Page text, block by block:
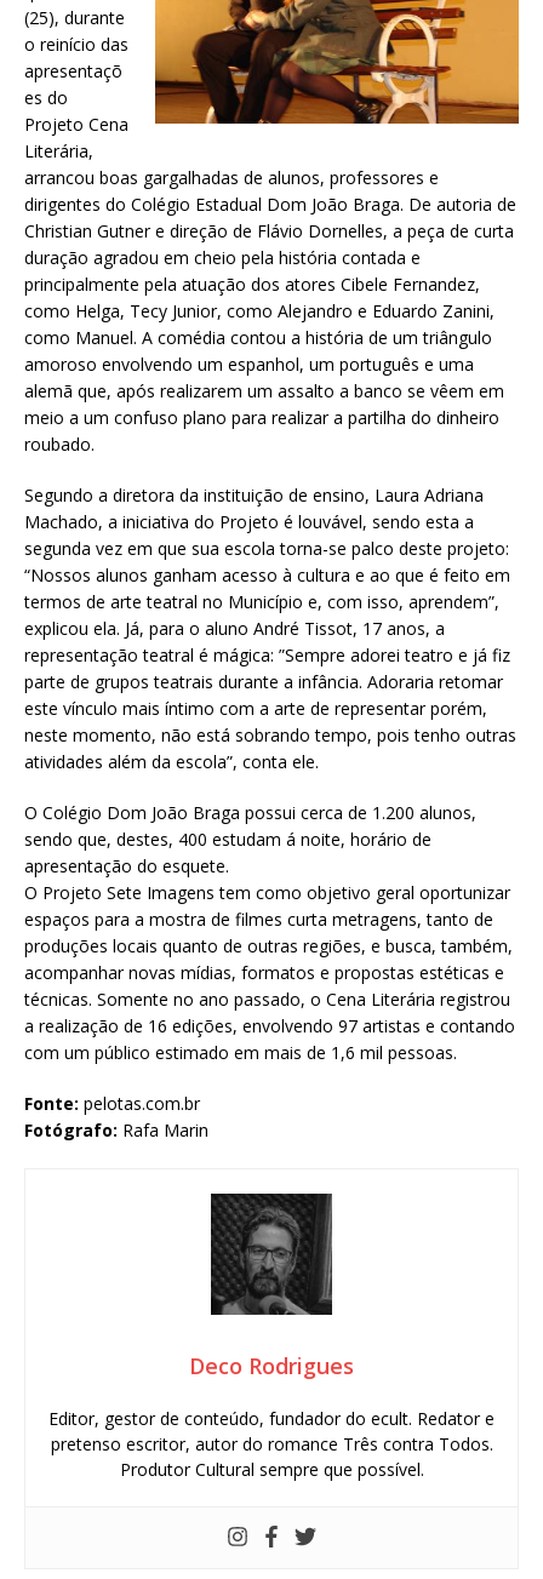
(25), durante
o reinício das
apresentaçõ
es do
Projeto Cena
Literária,
arrancou boas gargalhadas de alunos, professores e
dirigentes do Colégio Estadual Dom João Braga. De autoria de
Christian Gutner e direção de Flávio Dornelles, a peça de curta
duração agradou em cheio pela história contada e
principalmente pela atuação dos atores Cibele Fernandez,
como Helga, Tecy Junior, como Alejandro e Eduardo Zanini,
como Manuel. A comédia contou a história de um triângulo
amoroso envolvendo um espanhol, um português e uma
alemã que, após realizarem um assalto a banco se vêem em
meio a um confuso plano para realizar a partilha do dinheiro
roubado.
Segundo a diretora da instituição de ensino, Laura Adriana
Machado, a iniciativa do Projeto é louvável, sendo esta a
segunda vez em que sua escola torna-se palco deste projeto:
“Nossos alunos ganham acesso à cultura e ao que é feito em
termos de arte teatral no Município e, com isso, aprendem”,
explicou ela. Já, para o aluno André Tissot, 17 anos, a
representação teatral é mágica: ”Sempre adorei teatro e já fiz
parte de grupos teatrais durante a infância. Adoraria retomar
este vínculo mais íntimo com a arte de representar porém,
neste momento, não está sobrando tempo, pois tenho outras
atividades além da escola”, conta ele.
O Colégio Dom João Braga possui cerca de 1.200 alunos,
sendo que, destes, 400 estudam á noite, horário de
apresentação do esquete.
O Projeto Sete Imagens tem como objetivo geral oportunizar
espaços para a mostra de filmes curta metragens, tanto de
produções locais quanto de outras regiões, e busca, também,
acompanhar novas mídias, formatos e propostas estéticas e
técnicas. Somente no ano passado, o Cena Literária registrou
a realização de 16 edições, envolvendo 97 artistas e contando
com um público estimado em mais de 1,6 mil pessoas.
Fonte: pelotas.com.br
Fotógrafo: Rafa Marin
Deco Rodrigues
Editor, gestor de conteúdo, fundador do ecult. Redator e
pretenso escritor, autor do romance Três contra Todos.
Produtor Cultural sempre que possível.